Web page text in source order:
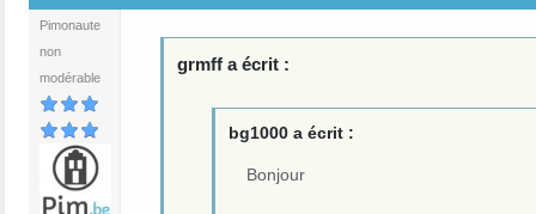
Pimonaute
non
modérable
grmff a écrit :
bg1000 a écrit :
Bonjour